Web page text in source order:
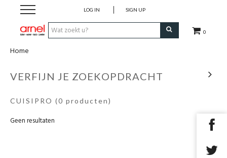
0
LOG IN SIGN UP
Koken
Tafel
Home
VERFIJN JE ZOEKOPDRACHT
CUISIPRO (0 producten)
Geen resultaten